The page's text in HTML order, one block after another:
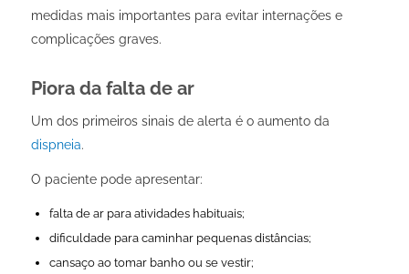
medidas mais importantes para evitar internações e
complicações graves.
Piora da falta de ar
Um dos primeiros sinais de alerta é o aumento da
dispneia.
O paciente pode apresentar:
falta de ar para atividades habituais;
dificuldade para caminhar pequenas distâncias;
cansaço ao tomar banho ou se vestir;